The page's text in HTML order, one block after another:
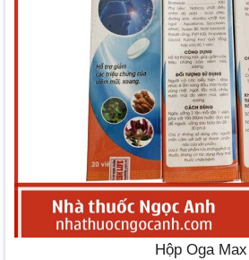
Hộp Oga Max